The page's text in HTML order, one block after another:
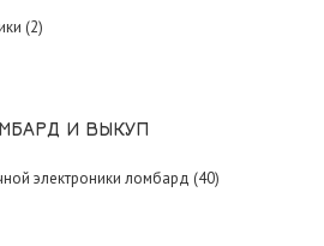
(2)
И ВЫКУП
электроники ломбард (40)